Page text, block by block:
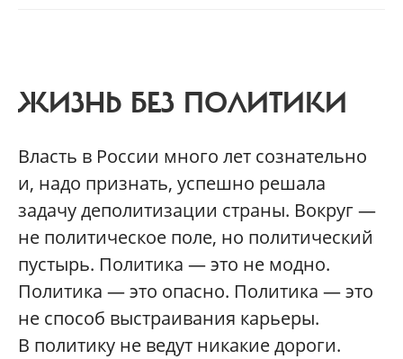
ЖИЗНЬ БЕЗ ПОЛИТИКИ
Власть в России много лет сознательно
и, надо признать, успешно решала
задачу деполитизации страны. Вокруг —
не политическое поле, но политический
пустырь. Политика — это не модно.
Политика — это опасно. Политика — это
не способ выстраивания карьеры.
В политику не ведут никакие дороги.